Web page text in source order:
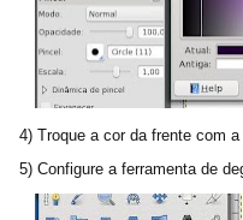
4) Troque a cor da frente com
5) Configure a ferramenta de